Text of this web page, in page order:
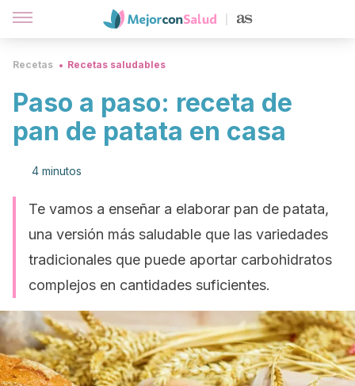
Recetas Recetas saludables
Paso a paso: receta de
pan de patata en casa
4 minutos
Te vamos a enseñar a elaborar pan de patata,
una versión más saludable que las variedades
tradicionales que puede aportar carbohidratos
complejos en cantidades suficientes.